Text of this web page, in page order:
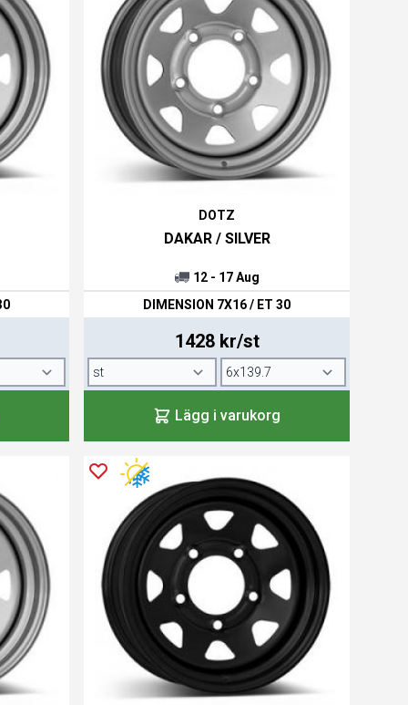
DOTZ
DAKAR / SILVER
12 - 17 Aug
DIMENSION 7X16 / ET 30
1428 kr/st
Lägg i varukorg